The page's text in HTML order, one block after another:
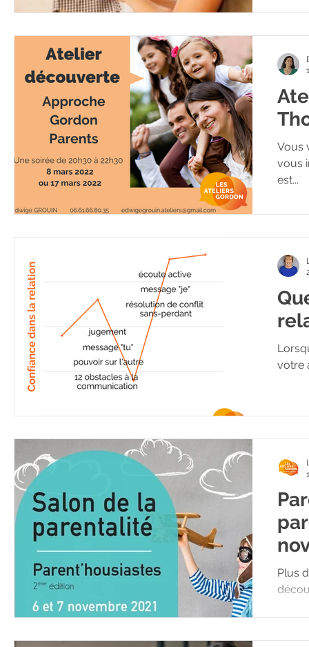
Vous
vous
est...
votre
Plus